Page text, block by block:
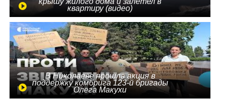
квартиру (видео)
В Николаеве прошла акция в
поддержку комбрига 123-й бригады
Олега Макухи